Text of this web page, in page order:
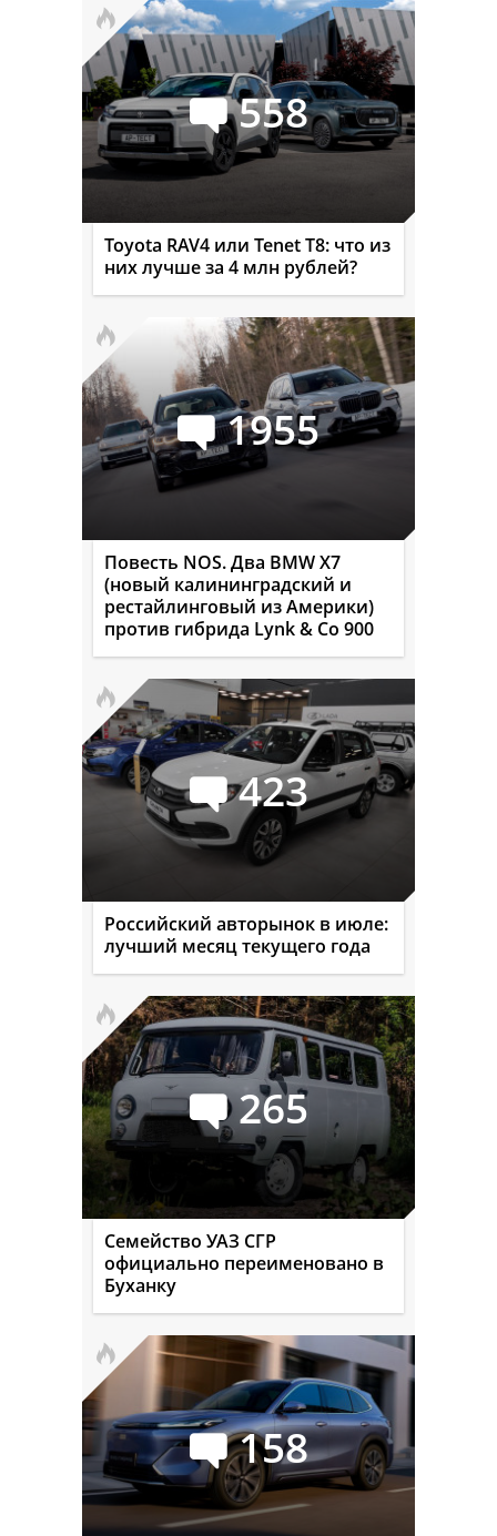
558
Toyota RAV4 или Tenet T8: что из
них лучше за 4 млн рублей?
1955
Повесть NOS. Два BMW X7
(новый калининградский и
рестайлинговый из Америки)
против гибрида Lynk & Co 900
423
Российский авторынок в июле:
лучший месяц текущего года
265
Семейство УАЗ СГР
официально переименовано в
Буханку
158